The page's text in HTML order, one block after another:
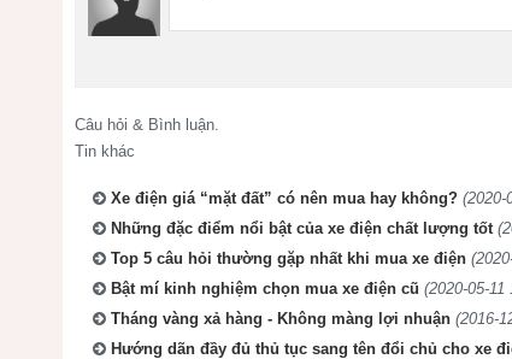
Câu hỏi & Bình luận.
Tin khác
Xe điện giá “mặt đất” có nên mua hay không? (2020-
Những đặc điểm nổi bật của xe điện chất lượng tốt
Top 5 câu hỏi thường gặp nhất khi mua xe điện
Bật mí kinh nghiệm chọn mua xe điện cũ (2020-05-11
Tháng vàng xả hàng - Không màng lợi nhuận (2016-
Hướng dãn đầy đủ thủ tục sang tên đổi chủ cho xe